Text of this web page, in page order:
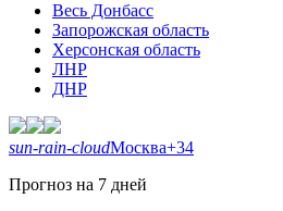
Весь Донбасс
Запорожская область
Херсонская область
ЛНР
ДНР
sun-rain-cloudМосква+34
Прогноз на 7 дней